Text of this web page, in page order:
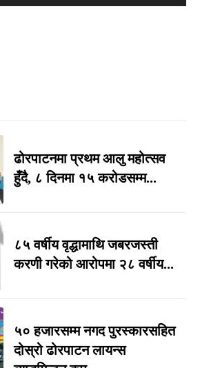
ढोरपाटनमा प्रथम आलु महोत्सव
हुँदै, ८ दिनमा १५ करोडसम्म...
८५ वर्षीय वृद्धामाथि जबरजस्ती
करणी गरेको आरोपमा २८ वर्षीय...
५० हजारसम्म नगद पुरस्कारसहित
दोस्रो ढोरपाटन लायन्स